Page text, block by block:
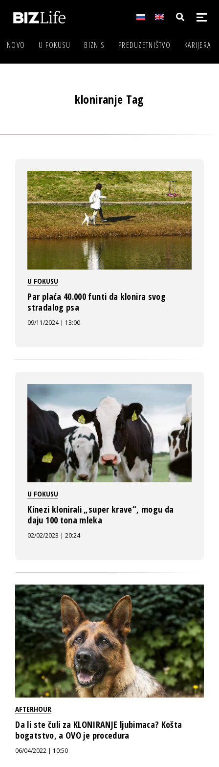
NOVO U FOKUSU BIZNIS PREDUZETNIŠTVO KARIJERA
kloniranje Tag
U FOKUSU
Par plaća 40.000 funti da klonira svog
stradalog psa
09/11/2024 | 13:00
U FOKUSU
Kinezi klonirali „super krave“, mogu da
daju 100 tona mleka
02/02/2023 | 20:24
AFTERHOUR
Da li ste čuli za KLONIRANJE ljubimaca? Košta
bogatstvo, a OVO je procedura
06/04/2022 | 10:50